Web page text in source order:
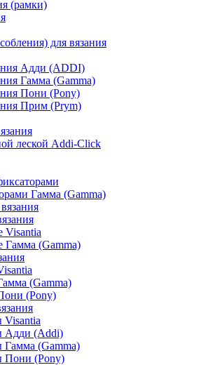
(рамки)
для вязания
Адди (ADDI)
Гамма (Gamma)
Пони (Pony)
Прим (Prym)
леской Addi-Click
Гамма (Gamma)
Visantia
(Gamma)
(Gamma)
(Pony)
Адди (Addi)
(Gamma)
Пони (Pony)